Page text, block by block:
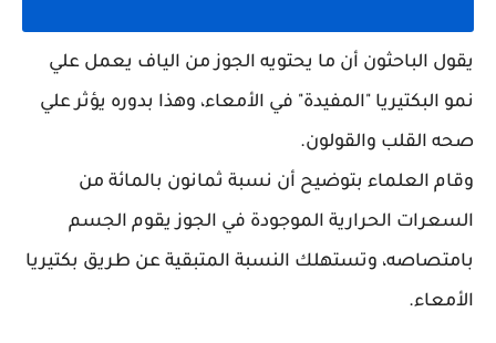
يقول الباحثون أن ما يحتويه الجوز من الياف يعمل علي
نمو البكتيريا "المفيدة" في الأمعاء، وهذا بدوره يؤثر علي
صحه القلب والقولون.
وقام العلماء بتوضيح أن نسبة ثمانون بالمائة من
السعرات الحرارية الموجودة في الجوز يقوم الجسم
بامتصاصه، وتستهلك النسبة المتبقية عن طريق بكتيريا
الأمعاء.